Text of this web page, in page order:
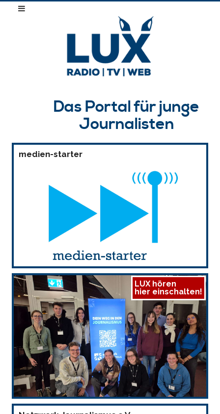
Das Portal für junge
Journalisten
medien-starter
LUX hören
hier einschalten!